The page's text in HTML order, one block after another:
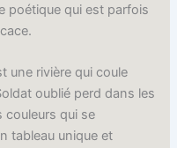
poétique qui est parfois
une rivière qui coule
oublié perd dans les
couleurs qui se
tableau unique et